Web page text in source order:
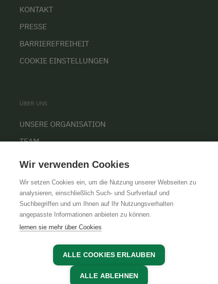
KONTAKT
PRESSE
BARRIEREFREIHEIT
COOKIE EINSTELLUNGEN
ÜBER UNS
UNSERE ORGANISATION
TEAM
KARRIERE
AGBIMPRESSUMDATENSCHUTZ
Wir verwenden Cookies
Wir setzen Cookies ein, um die Nutzung unserer Webseiten zu
analysieren, einschließlich Such- und Surfverlauf und
Suchbegriffen und um Ihnen auf Ihr Nutzungsverhalten
angepasste Informationen anbieten zu können.
lernen sie mehr über Cookies
ALLE COOKIES ERLAUBEN
ALLE ABLEHNEN